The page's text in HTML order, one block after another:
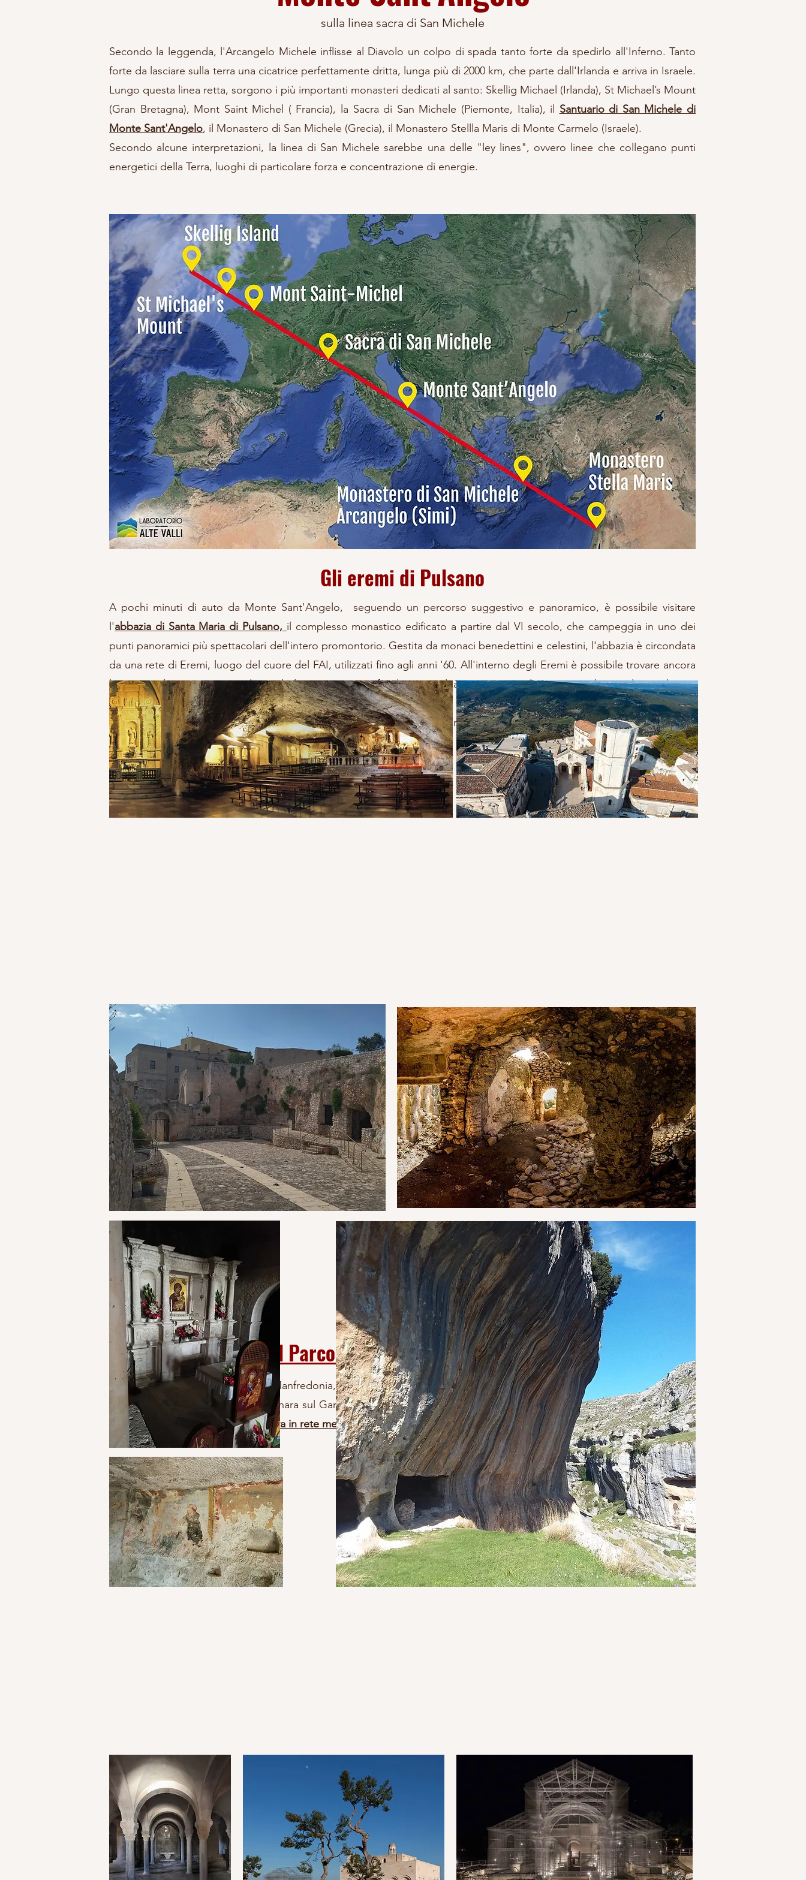
sulla linea sacra di San Michele
Secondo la leggenda, l'Arcangelo Michele inflisse al Diavolo un colpo di spada tanto forte da spedirlo all'Inferno. Tanto
forte da lasciare sulla terra una cicatrice perfettamente dritta, lunga più di 2000 km, che parte dall'Irlanda e arriva in Israele.
Lungo questa linea retta, sorgono i più importanti monasteri dedicati al santo: Skellig Michael (Irlanda), St Michael’s Mount
(Gran Bretagna), Mont Saint Michel ( Francia), la Sacra di San Michele (Piemonte, Italia), il Santuario di San Michele di
Monte Sant'Angelo, il Monastero di San Michele (Grecia), il Monastero Stellla Maris di Monte Carmelo (Israele).
​Secondo alcune interpretazioni, la linea di San Michele sarebbe una delle "ley lines", ovvero linee che collegano punti
energetici della Terra, luoghi di particolare forza e concentrazione di energie. ​​​​​​​
Il Santuario di San Michele di Monte Sant'Angelo (sito ufficiale)rappresenta un'importante realtà spirituale e culturale.
Questo sito, riconosciuto patrimonio dell'UNESCO, si distingue per la sua architettura e il contesto naturale che lo
circonda. La tradizione narra che l'Arcangelo apparve al vescovo Maiorano nel V secolo, dando origine a secoli di
devozione e pellegrinaggi. Assolutamente da visitare, insieme al Santuario, la Grotta che custodisce la statua
dell'Arcangelo, le Fabbriche annesse, il Museo Devozionale, il Museo Lapidario, le Cripte Longobarde.
Gli eremi di Pulsano
A pochi minuti di auto da Monte Sant'Angelo, seguendo un percorso suggestivo e panoramico, è possibile visitare
l'abbazia di Santa Maria di Pulsano, il complesso monastico edificato a partire dal VI secolo, che campeggia in uno dei
punti panoramici più spettacolari dell'intero promontorio. Gestita da monaci benedettini e celestini, l'abbazia è circondata
da una rete di Eremi, luogo del cuore del FAI, utilizzati fino agli anni '60. All'interno degli Eremi è possibile trovare ancora
le tracce di una vita quotidiana dedicata a una profonda spiritualità, spesso condivisa: un mulino rudimentale, un
ingegnoso sistema di raccolta dell'acqua piovana, ma anche affreschi votivi.Visitare questi luoghi è possibile anche in
autonomia, tuttavia consigliamo di appoggiarsi ad unaguida esperta per godere appieno dell'esperienza.
Il Parco archeologico di Siponto
​A breve distanza, in direzione di Manfredonia, sorge il Parco Archeologico di Siponto, meta assolutamente imperdibile
per completare l'esperienza montanara sul Gargano. Il complesso è costituito dalla Basilica di Santa Maria Maggiore con
la sua Cripta e dallapregevole opera in rete metallica dell'artista Edoardo Tresoldi.